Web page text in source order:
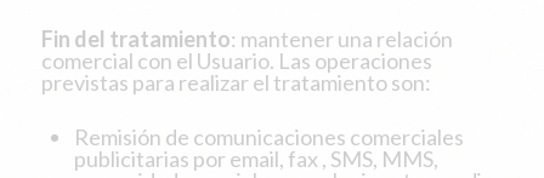
Fin del tratamiento: mantener una relación
comercial con el Usuario. Las operaciones
previstas para realizar el tratamiento son:
Remisión de comunicaciones comerciales
publicitarias por email, fax , SMS, MMS,